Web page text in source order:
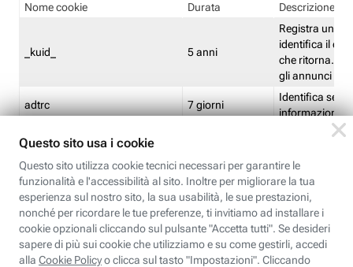
Nome cookie Durata Descrizione
_kuid_ 5 anni
Registra un ID
identifica il
che ritorna.
gli annunci
adtrc 7 giorni
Identifica se
informazioni
CFFC<TagID>
Limite di
CM 1 giorno
Identifica se
ricontrollare
corrispondenti
(impostata da
CM14 14 giorni
Identifica se
ricontrollare